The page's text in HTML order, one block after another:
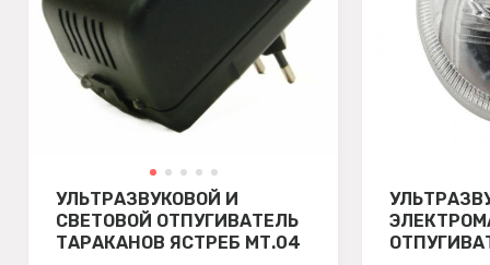
УЛЬТРАЗВУКОВОЙ И
СВЕТОВОЙ ОТПУГИВАТЕЛЬ
ТАРАКАНОВ ЯСТРЕБ МТ.04